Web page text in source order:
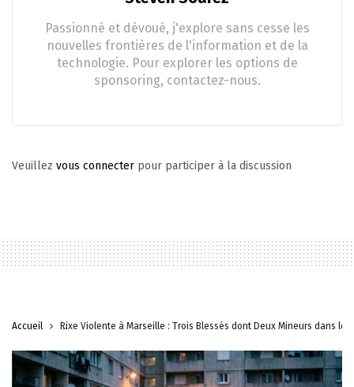
Passionné et dévoué, j'explore sans cesse les
nouvelles frontières de l'information et de la
technologie. Pour explorer les options de
sponsoring, contactez-nous.
Veuillez vous connecter pour participer à la discussion
Accueil Rixe Violente à Marseille : Trois Blessés dont Deux Mineurs dans le